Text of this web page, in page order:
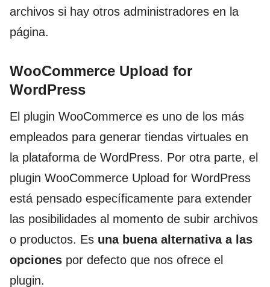
archivos si hay otros administradores en la
página.
WooCommerce Upload for
WordPress
El plugin WooCommerce es uno de los más
empleados para generar tiendas virtuales en
la plataforma de WordPress. Por otra parte, el
plugin WooCommerce Upload for WordPress
está pensado específicamente para extender
las posibilidades al momento de subir archivos
o productos. Es una buena alternativa a las
opciones por defecto que nos ofrece el
plugin.